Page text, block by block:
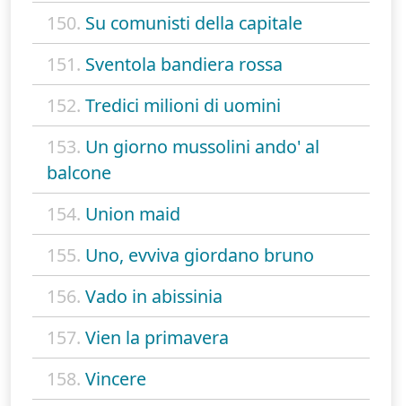
150. Su comunisti della capitale
151. Sventola bandiera rossa
152. Tredici milioni di uomini
153. Un giorno mussolini ando' al
balcone
154. Union maid
155. Uno, evviva giordano bruno
156. Vado in abissinia
157. Vien la primavera
158. Vincere